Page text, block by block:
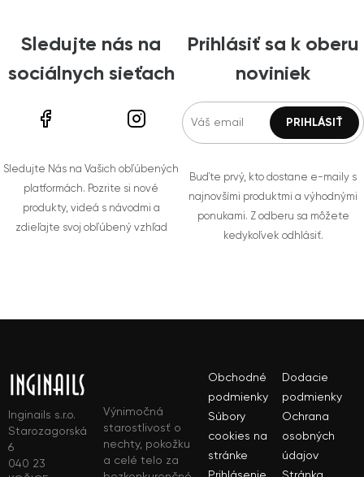
Sledujte nás na
sociálnych sieťach
Sledujte Nás na Vašich obľúbených
platformách. Pozrite si nové
produkty, videá s návodmi a
zdieľajte svoj obľúbený vzhľad
Prihlásiť sa k oberu
noviniek
Buďte prvý, kto dostane e-maily s
najnovšími produktmi a výhodnými
ponukami. Z odberu sa môžete
kedykoľvek odhlásiť.
Inginails s.r.o.
Starozagorská
6
040 23
Výnimočná
starostlivosť o
nechty, pokožku
a celé telo za
Obchodné
podmienky
Dodacie
podmienky
Súbory
cookies na
stránke
Ochrana
osobných
údajov